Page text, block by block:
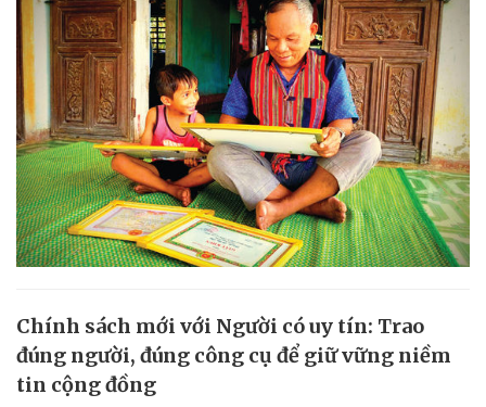
Chính sách mới với Người có uy tín: Trao
đúng người, đúng công cụ để giữ vững niềm
tin cộng đồng